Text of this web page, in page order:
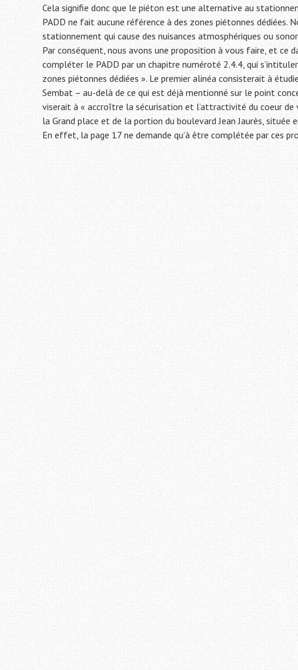
Cela signifie donc que le piéton est une alternative au
PADD ne fait aucune référence à des zones piétonnes dédiées.
stationnement qui cause des nuisances atmosphériques ou
Par conséquent, nous avons une proposition à vous faire, et ce
compléter le PADD par un chapitre numéroté 2.4.4, qui
zones piétonnes dédiées ». Le premier alinéa consisterait à
Sembat – au-delà de ce qui est déjà mentionné sur le point
viserait à « accroître la sécurisation et l’attractivité du coeur
la Grand place et de la portion du boulevard Jean Jaurès,
En effet, la page 17 ne demande qu’à être complétée par ces
Navigation
de
l'article